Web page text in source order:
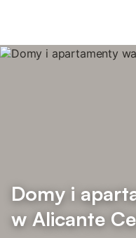
Domy i
w Alicante